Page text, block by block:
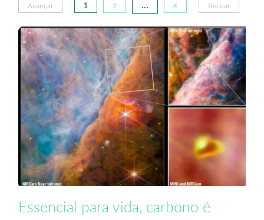
Avançar 1 2 ... 4 Recuar
Essencial para vida, carbono é